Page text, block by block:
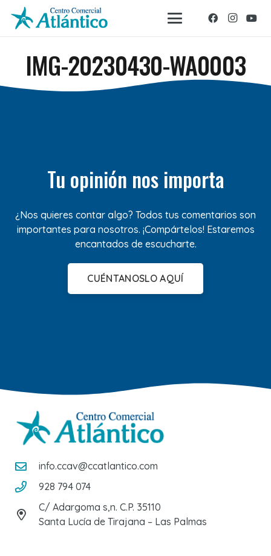
IMG-20230430-WA0003
Tu opinión nos importa
¿Nos quieres contar algo? Todos tus comentarios son
importantes para nosotros. ¡Compártelos! Estaremos
encantados de escucharte.
CUÉNTANOSLO AQUÍ
info.ccav@ccatlantico.com
928 794 074
C/ Adargoma s,n. C.P. 35110
Santa Lucía de Tirajana – Las Palmas